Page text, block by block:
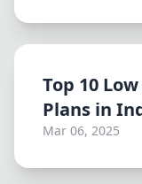
Top 10
Plans in
Mar 06, 2025